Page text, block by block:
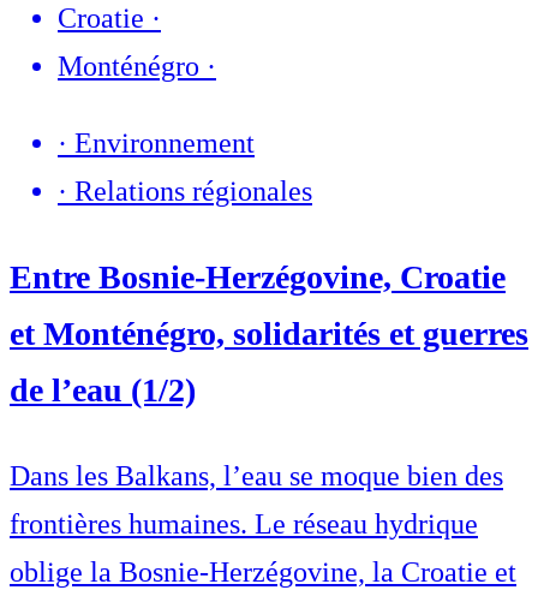
Croatie ·
Monténégro ·
· Environnement
· Relations régionales
Entre Bosnie-Herzégovine, Croatie
et Monténégro, solidarités et guerres
de l’eau (1/2)
Dans les Balkans, l’eau se moque bien des
frontières humaines. Le réseau hydrique
oblige la Bosnie-Herzégovine, la Croatie et